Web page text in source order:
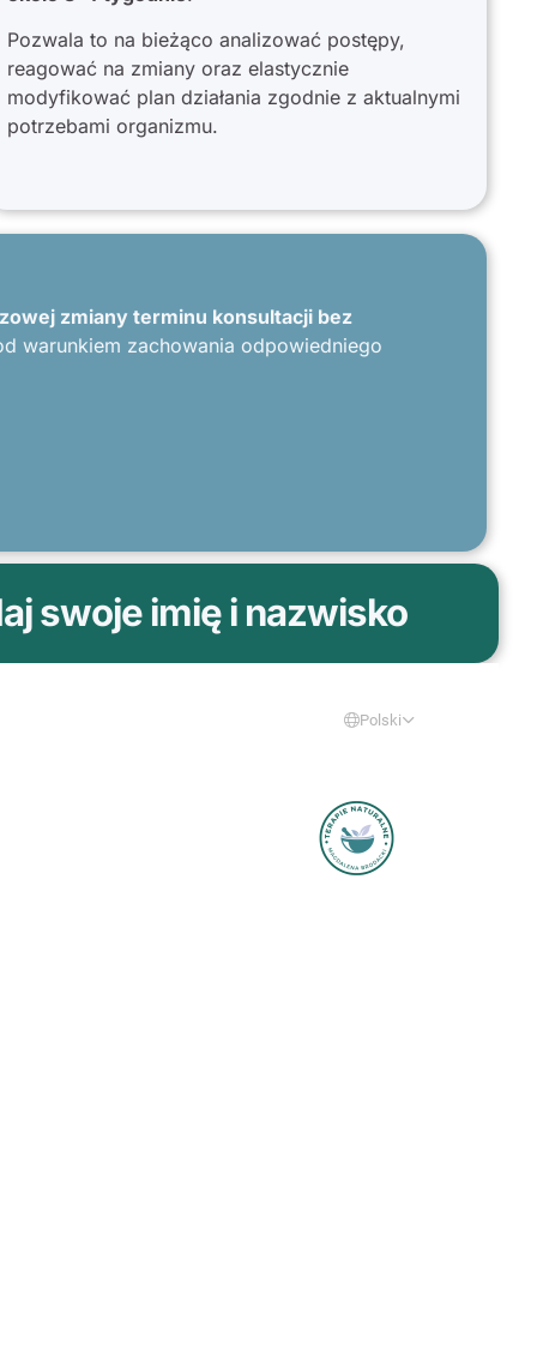
Pani
Pozwala to na bieżąco analizować postępy,
reagować na zmiany oraz elastycznie
modyfikować plan działania zgodnie z aktualnymi
potrzebami organizmu.
zmiany terminu konsultacji bez
warunkiem zachowania odpowiedniego
swoje imię i nazwisko